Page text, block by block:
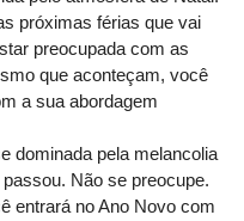
próximas férias que vai
preocupada com as
que aconteçam, você
a sua abordagem
dominada pela melancolia
Não se preocupe.
entrará no Ano Novo com